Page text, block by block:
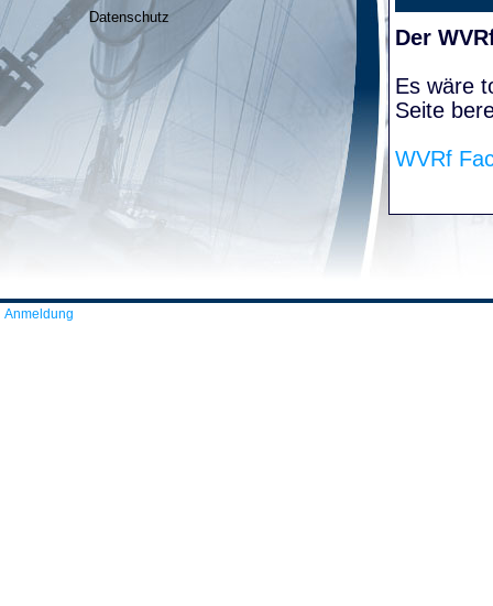
Datenschutz
Der
Es wäre
Seite
WVRf
Anmeldung